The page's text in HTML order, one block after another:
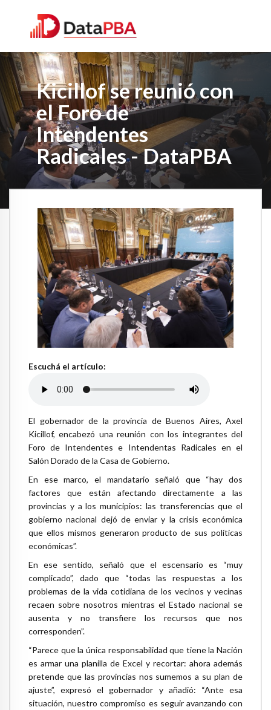
Kicillof se reunió con
el Foro de
Intendentes
Radicales - DataPBA
Escuchá el artículo:
El gobernador de la provincia de Buenos Aires, Axel
Kicillof, encabezó una reunión con los integrantes del
Foro de Intendentes e Intendentas Radicales en el
Salón Dorado de la Casa de Gobierno.
En ese marco, el mandatario señaló que “hay dos
factores que están afectando directamente a las
provincias y a los municipios: las transferencias que el
gobierno nacional dejó de enviar y la crisis económica
que ellos mismos generaron producto de sus políticas
económicas”.
En ese sentido, señaló que el escensario es “muy
complicado”, dado que “todas las respuestas a los
problemas de la vida cotidiana de los vecinos y vecinas
recaen sobre nosotros mientras el Estado nacional se
ausenta y no transfiere los recursos que nos
corresponden”.
“Parece que la única responsabilidad que tiene la Nación
es armar una planilla de Excel y recortar: ahora además
pretende que las provincias nos sumemos a su plan de
ajuste”, expresó el gobernador y añadió: “Ante esa
situación, nuestro compromiso es seguir avanzando con